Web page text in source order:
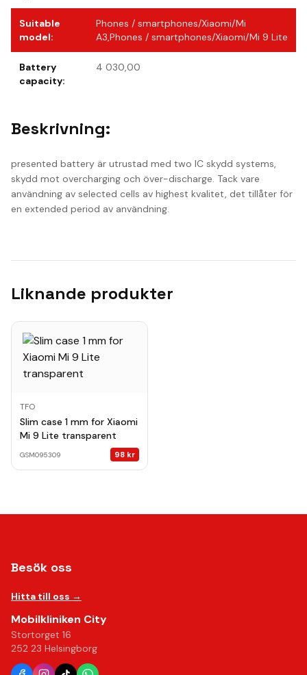
Suitable
model:
Phones / smartphones/Xiaomi/Mi
A3,Phones / smartphones/Xiaomi/Mi 9 Lite
Battery
capacity:
4 030,00
Beskrivning:
presented battery är utrustad med two IC skydd systems,
skydd mot overcharging och över-discharge. Tack vare
användning av selected cells av highest kvalitet, det tillåter för
en extended period av användning.
Liknande produkter
TFO
Slim case 1 mm for Xiaomi
Mi 9 Lite transparent
GSM095309 98 kr
Besök oss
Hitta till oss →
Mobilkliniken City
Stortorget 16
252 23 Helsingborg